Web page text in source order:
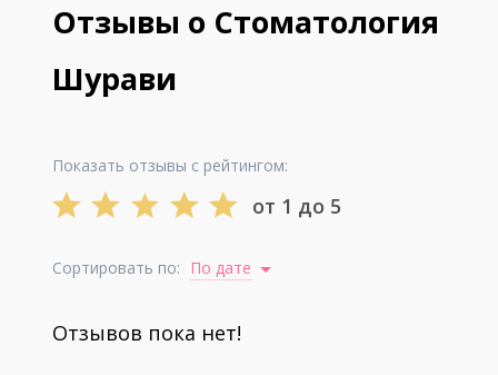
Отзывы о Стоматология
Шурави
Показать отзывы с рейтингом:
от 1 до 5
Сортировать по: По дате
Отзывов пока нет!